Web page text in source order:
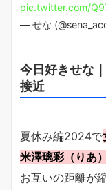
pic.twitter.com/
— せな
今日好きせな
接近
夏休み編2024で
米澤璃彩（りあ
お互いの距離が